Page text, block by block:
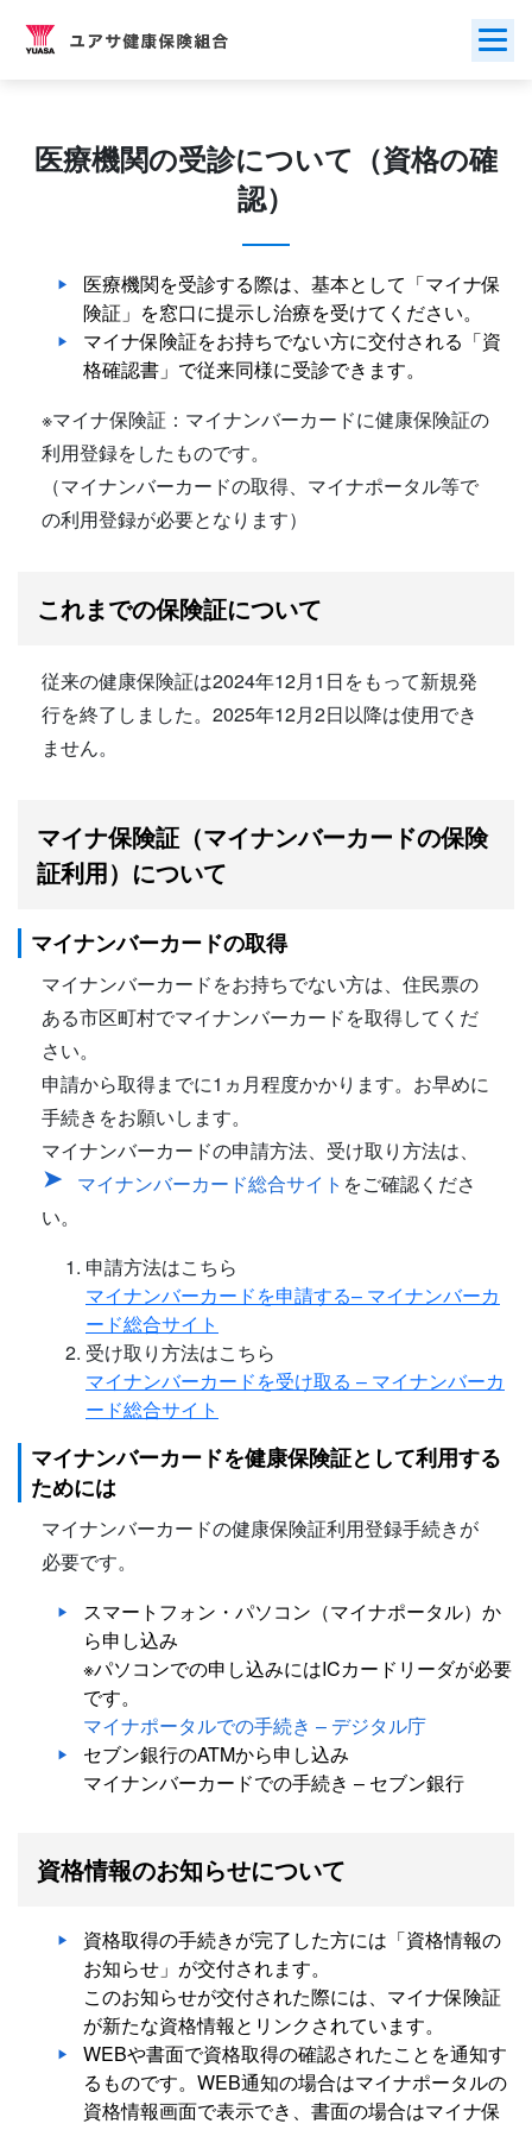
医療機関の受診について（資格の確
認）
医療機関を受診する際は、基本として「マイナ保
険証」を窓口に提示し治療を受けてください。
マイナ保険証をお持ちでない方に交付される「資
格確認書」で従来同様に受診できます。
※マイナ保険証：マイナンバーカードに健康保険証の
利用登録をしたものです。
（マイナンバーカードの取得、マイナポータル等で
の利用登録が必要となります）
これまでの保険証について
従来の健康保険証は2024年12月1日をもって新規発
行を終了しました。2025年12月2日以降は使用でき
ません。
マイナ保険証（マイナンバーカードの保険
証利用）について
マイナンバーカードの取得
マイナンバーカードをお持ちでない方は、住民票の
ある市区町村でマイナンバーカードを取得してくだ
さい。
申請から取得までに1ヵ月程度かかります。お早めに
手続きをお願いします。
マイナンバーカードの申請方法、受け取り方法は、
マイナンバーカード総合サイト をご確認くださ
い。
申請方法はこちら
マイナンバーカードを申請する– マイナンバーカ
ード総合サイト
受け取り方法はこちら
マイナンバーカードを受け取る – マイナンバーカ
ード総合サイト
マイナンバーカードを健康保険証として利用する
ためには
マイナンバーカードの健康保険証利用登録手続きが
必要です。
スマートフォン・パソコン（マイナポータル）か
ら申し込み
※パソコンでの申し込みにはICカードリーダが必要
です。
マイナポータルでの手続き – デジタル庁
セブン銀行のATMから申し込み
マイナンバーカードでの手続き – セブン銀行
資格情報のお知らせについて
資格取得の手続きが完了した方には「資格情報の
お知らせ」が交付されます。
このお知らせが交付された際には、マイナ保険証
が新たな資格情報とリンクされています。
WEBや書面で資格取得の確認されたことを通知す
るものです。WEB通知の場合はマイナポータルの
資格情報画面で表示でき、書面の場合はマイナ保